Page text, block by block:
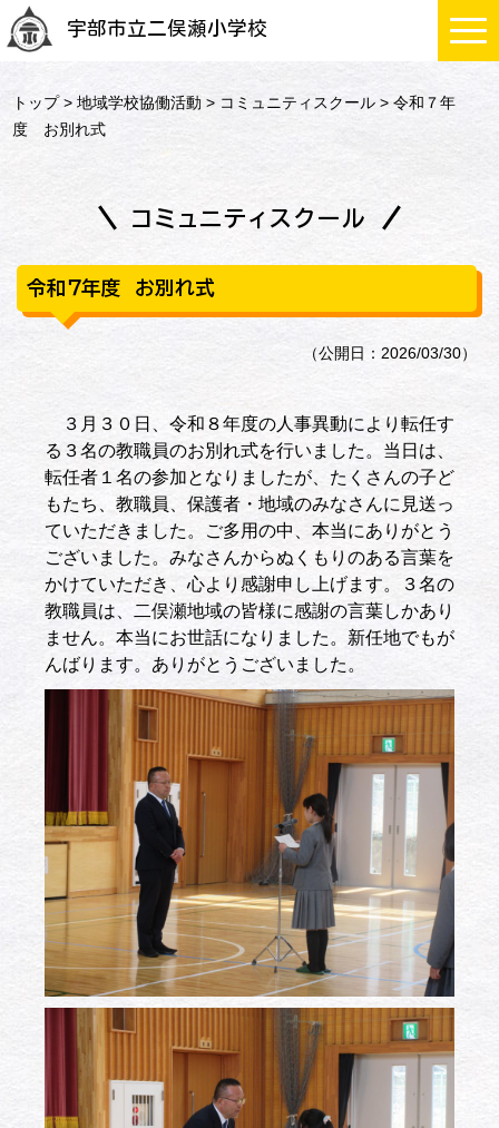
宇部市立二俣瀬小学校
トップ>地域学校協働活動 > コミュニティスクール > 令和７年
度 お別れ式
コミュニティスクール
令和７年度 お別れ式
（公開日：2026/03/30）
３月３０日、令和８年度の人事異動により転任す
る３名の教職員のお別れ式を行いました。当日は、
転任者１名の参加となりましたが、たくさんの子ど
もたち、教職員、保護者・地域のみなさんに見送っ
ていただきました。ご多用の中、本当にありがとう
ございました。みなさんからぬくもりのある言葉を
かけていただき、心より感謝申し上げます。３名の
教職員は、二俣瀬地域の皆様に感謝の言葉しかあり
ません。本当にお世話になりました。新任地でもが
んばります。ありがとうございました。